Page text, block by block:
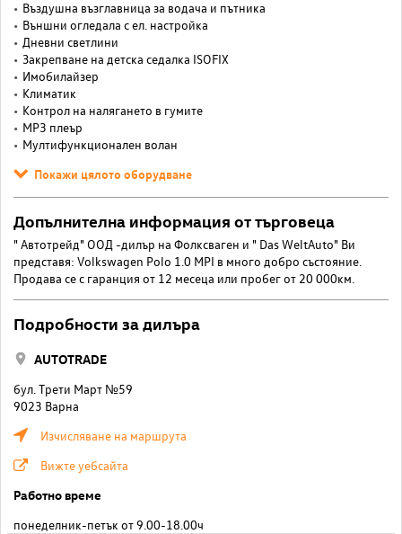
Въздушна възглавница за водача и пътника
Външни огледала с ел. настройка
Дневни светлини
Закрепване на детска седалка ISOFIX
Имобилайзер
Климатик
Контрол на налягането в гумите
МР3 плеър
Мултифункционален волан
Покажи цялото оборудване
Допълнителна информация от търговеца
" Автотрейд" ООД -дилър на Фолксваген и " Das WeltAuto" Ви
представя: Volkswagen Polo 1.0 MPI в много добро състояние.
Продава се с гаранция от 12 месеца или пробег от 20 000км.
Подробности за дилъра
AUTOTRADE
бул. Трети Март №59
9023 Варна
Изчисляване на маршрута
Вижте уебсайта
Работно време
понеделник-петък от 9.00-18.00ч